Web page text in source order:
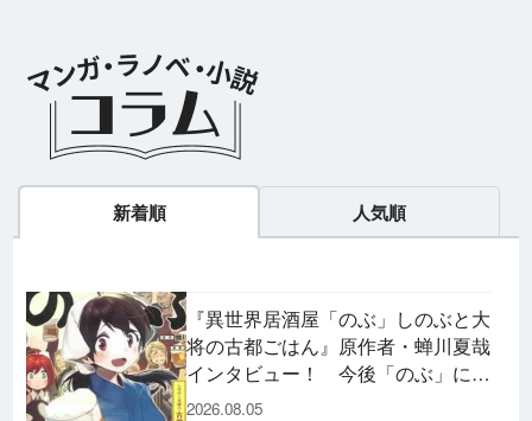
新着順 人気順
『異世界居酒屋「のぶ」しのぶと大
将の古都ごはん』原作者・蝉川夏哉
インタビュー！ 今後「のぶ」に登
場するメニューは……!?
2026.08.05